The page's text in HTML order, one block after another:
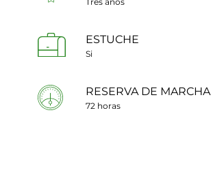
ESTUCHE
Si
RESERVA DE MARCHA
72 horas